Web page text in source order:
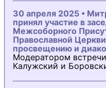
30 апреля 2025 •
принял участие в
Межсоборного
Православной
просвещению и
Модератором
Калужский и